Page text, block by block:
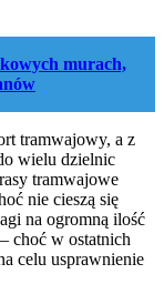
murach,
tramwajowy, a z
wielu dzielnic
tramwajowe
nie cieszą się
na ogromną ilość
choć w ostatnich
celu usprawnienie